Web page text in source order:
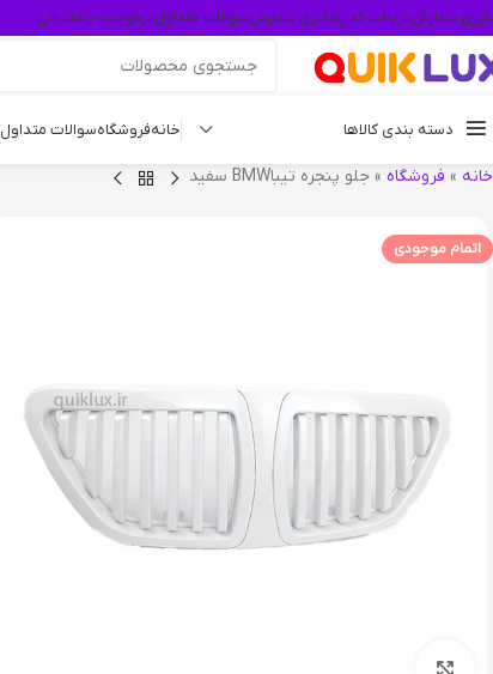
سفارشدریافت کد رهگیری سفارشسوالات متداولدرخواست پشتیبانی
دسته بندی کالاها خانهفروشگاهسوالات متداول
خانه » فروشگاه » جلو پنجره تیباBMW سفید
اتمام موجودی